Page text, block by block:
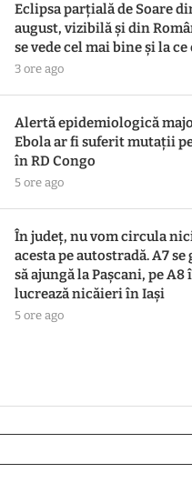
Eclipsa parțială de Soare
august, vizibilă și din
se vede cel mai bine și la
3 ore ago
Alertă epidemiologică
Ebola ar fi suferit mutații
în RD Congo
5 ore ago
În județ, nu vom circula
acesta pe autostradă. A7 se
să ajungă la Pașcani, pe A8
lucrează nicăieri în Iași
5 ore ago